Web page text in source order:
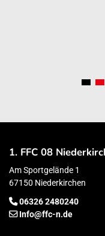
1. FFC 08
Am Sportgelände 1
67150 Niederkirchen
06326 2480240
Info@ffc-n.de